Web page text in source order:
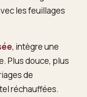
les feuillages
, intègre une
Plus douce, plus
de
réchauffées.